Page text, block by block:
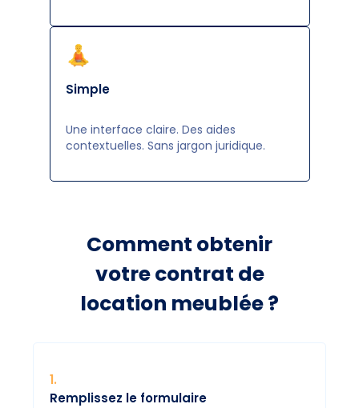
Simple
Une interface claire. Des aides
contextuelles. Sans jargon juridique.
Comment obtenir
votre contrat de
location meublée ?
1.
Remplissez le formulaire